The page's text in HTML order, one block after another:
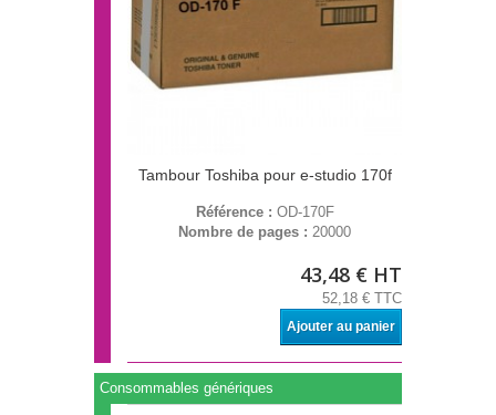
Tambour Toshiba pour e-studio 170f
Référence : OD-170F
Nombre de pages : 20000
43,48 € HT
52,18 € TTC
Ajouter au panier
Consommables génériques